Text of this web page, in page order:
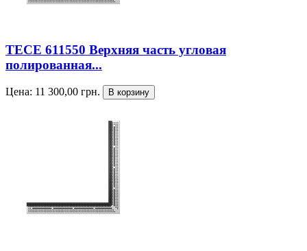
TECE 611550 Верхняя часть угловая
полированная...
Цена: 11 300,00 грн.